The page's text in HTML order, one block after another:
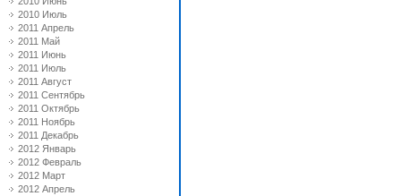
2010 Июль
2011 Апрель
2011 Май
2011 Июнь
2011 Июль
2011 Август
2011 Сентябрь
2011 Октябрь
2011 Ноябрь
2011 Декабрь
2012 Январь
2012 Февраль
2012 Март
2012 Апрель